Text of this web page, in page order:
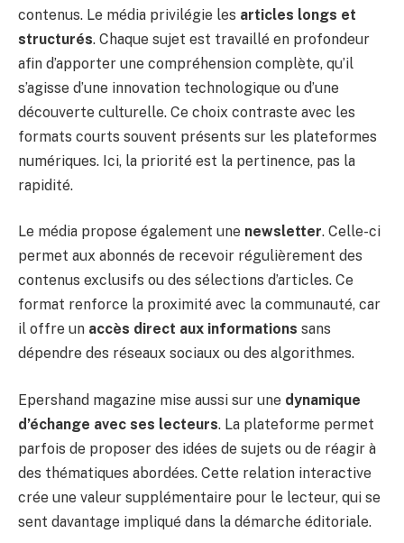
contenus. Le média privilégie les articles longs et
structurés. Chaque sujet est travaillé en profondeur
afin d’apporter une compréhension complète, qu’il
s’agisse d’une innovation technologique ou d’une
découverte culturelle. Ce choix contraste avec les
formats courts souvent présents sur les plateformes
numériques. Ici, la priorité est la pertinence, pas la
rapidité.
Le média propose également une newsletter. Celle-ci
permet aux abonnés de recevoir régulièrement des
contenus exclusifs ou des sélections d’articles. Ce
format renforce la proximité avec la communauté, car
il offre un accès direct aux informations sans
dépendre des réseaux sociaux ou des algorithmes.
Epershand magazine mise aussi sur une dynamique
d’échange avec ses lecteurs. La plateforme permet
parfois de proposer des idées de sujets ou de réagir à
des thématiques abordées. Cette relation interactive
crée une valeur supplémentaire pour le lecteur, qui se
sent davantage impliqué dans la démarche éditoriale.